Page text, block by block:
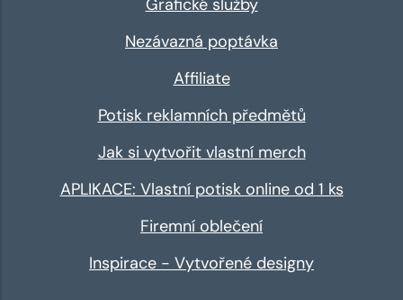
Nezávazná poptávka
Affiliate
Potisk reklamních předmětů
Jak si vytvořit vlastní merch
APLIKACE: Vlastní potisk online od 1 ks
Firemní oblečení
Inspirace - Vytvořené designy